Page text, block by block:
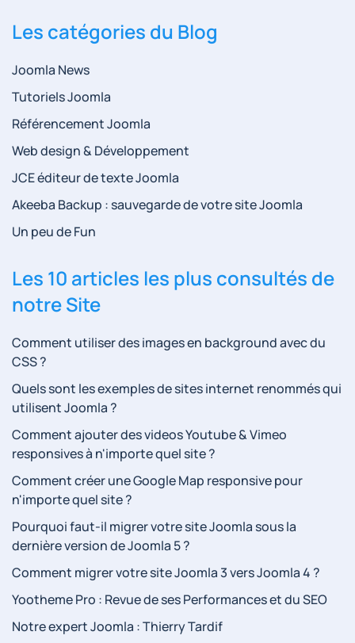
Les catégories du Blog
Joomla News
Tutoriels Joomla
Référencement Joomla
Web design & Développement
JCE éditeur de texte Joomla
Akeeba Backup : sauvegarde de votre site Joomla
Un peu de Fun
Les 10 articles les plus consultés de
notre Site
Comment utiliser des images en background avec du
CSS ?
Quels sont les exemples de sites internet renommés qui
utilisent Joomla ?
Comment ajouter des videos Youtube & Vimeo
responsives à n'importe quel site ?
Comment créer une Google Map responsive pour
n'importe quel site ?
Pourquoi faut-il migrer votre site Joomla sous la
dernière version de Joomla 5 ?
Comment migrer votre site Joomla 3 vers Joomla 4 ?
Yootheme Pro : Revue de ses Performances et du SEO
Notre expert Joomla : Thierry Tardif